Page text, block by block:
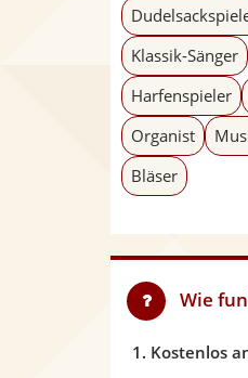
Klassik-Sänger
Harfenspieler
Organist
Bläser
Wie
1. Kostenlos